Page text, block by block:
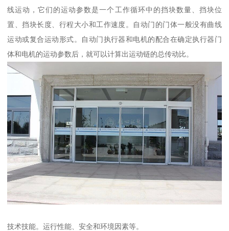
线运动，它们的运动参数是一个工作循环中的挡块数量、挡块位
置、挡块长度、行程大小和工作速度。自动门的门体一般没有曲线
运动或复合运动形式。自动门执行器和电机的配合在确定执行器门
体和电机的运动参数后，就可以计算出运动链的总传动比。
技术技能。运行性能、安全和环境因素等。